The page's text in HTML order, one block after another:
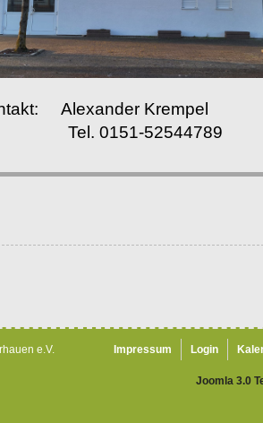
Alexander Krempel
Tel. 0151-52544789
e.V. Impressum Login
Joomla 3.0